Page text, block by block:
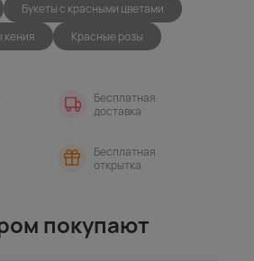
Букеты с красными цветами
кения
Красные розы
Бесплатная
доставка
Бесплатная
открытка
покупают